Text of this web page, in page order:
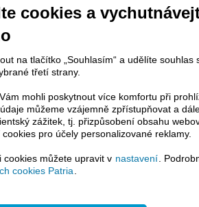
cookies a
na tlačítko „Souhlasím“ a udělíte
třetí strany.
mohli poskytnout více komfortu při
můžeme vzájemně zpřístupňovat a
zážitek, tj. přizpůsobení obsahu
pro účely personalizované reklamy.
cookies můžete upravit v nastavení .
cookies Patria